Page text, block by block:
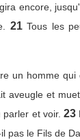
encore,
21 Tous les
un homme qui
aveugle et
et voir. 23
pas le Fils de